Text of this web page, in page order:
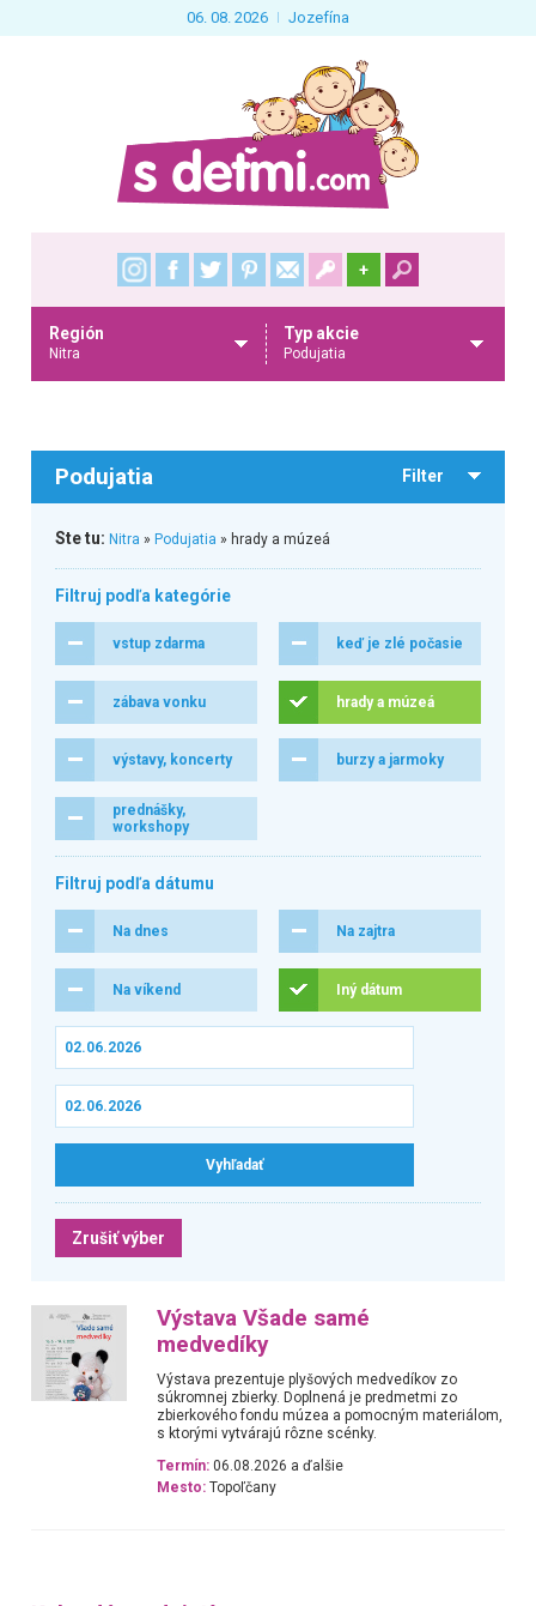
06. 08. 2026 Jozefína
+
Región
Nitra
Typ akcie
Podujatia
Podujatia Filter
Ste tu: Nitra » Podujatia » hrady a múzeá
Filtruj podľa kategórie
vstup zdarma keď je zlé počasie
zábava vonku hrady a múzeá
výstavy, koncerty burzy a jarmoky
prednášky,
workshopy
Filtruj podľa dátumu
Na dnes Na zajtra
Na víkend Iný dátum
Zrušiť výber
Výstava Všade samé
medvedíky
Výstava prezentuje plyšových medvedíkov zo
súkromnej zbierky. Doplnená je predmetmi zo
zbierkového fondu múzea a pomocným materiálom,
s ktorými vytvárajú rôzne scénky.
Termín: 06.08.2026 a ďalšie
Mesto: Topoľčany